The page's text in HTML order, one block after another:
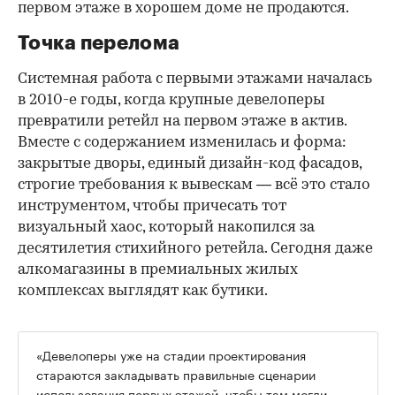
первом этаже в хорошем доме не продаются.
Точка перелома
Системная работа с первыми этажами началась
в 2010-е годы, когда крупные девелоперы
превратили ретейл на первом этаже в актив.
Вместе с содержанием изменилась и форма:
закрытые дворы, единый дизайн-код фасадов,
строгие требования к вывескам — всё это стало
инструментом, чтобы причесать тот
визуальный хаос, который накопился за
десятилетия стихийного ретейла. Сегодня даже
алкомагазины в премиальных жилых
комплексах выглядят как бутики.
«Девелоперы уже на стадии проектирования
стараются закладывать правильные сценарии